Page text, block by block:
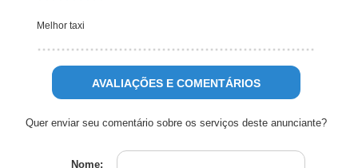
Melhor taxi
AVALIAÇÕES E COMENTÁRIOS
Quer enviar seu comentário sobre os serviços deste anunciante?
Nome: